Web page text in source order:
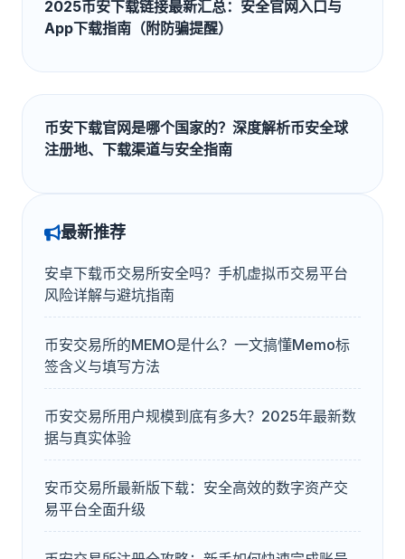
2025币安下载链接最新汇总：安全官网入口与
App下载指南（附防骗提醒）
币安下载官网是哪个国家的？深度解析币安全球
注册地、下载渠道与安全指南
最新推荐
安卓下载币交易所安全吗？手机虚拟币交易平台
风险详解与避坑指南
币安交易所的MEMO是什么？一文搞懂Memo标
签含义与填写方法
币安交易所用户规模到底有多大？2025年最新数
据与真实体验
安币交易所最新版下载：安全高效的数字资产交
易平台全面升级